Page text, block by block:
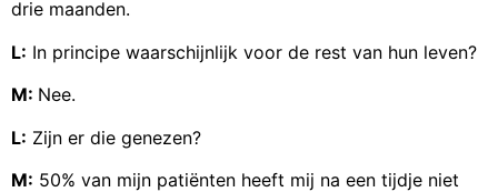
drie maanden.
L: In principe waarschijnlijk voor de rest van hun leven?
M: Nee.
L: Zijn er die genezen?
M: 50% van mijn patiënten heeft mij na een tijdje niet